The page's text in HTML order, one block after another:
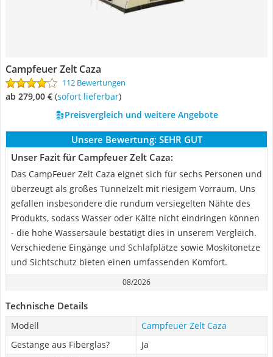
Campfeuer Zelt Caza
112 Bewertungen
ab 279,00 € ( Sofort lieferbar)
Preisvergleich und weitere Angebote
Unsere Bewertung: SEHR GUT
Unser Fazit für Campfeuer Zelt Caza:
Das CampFeuer Zelt Caza eignet sich für sechs Personen und
überzeugt als großes Tunnelzelt mit riesigem Vorraum. Uns
gefallen insbesondere die rundum versiegelten Nähte des
Produkts, sodass Wasser oder Kälte nicht eindringen können
- die hohe Wassersäule bestätigt dies in unserem Vergleich.
Verschiedene Eingänge und Schlafplätze sowie Moskitonetze
und Sichtschutz bieten einen umfassenden Komfort.
08/2026
Technische Details
Modell
Campfeuer Zelt Caza
Gestänge aus Fiberglas?
Ja